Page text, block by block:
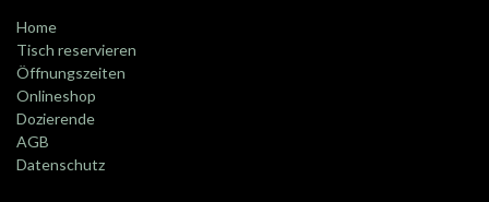
Home
Tisch reservieren
Öffnungszeiten
Onlineshop
Dozierende
AGB
Datenschutz